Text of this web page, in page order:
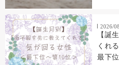
2026/
【誕
くれ
最下